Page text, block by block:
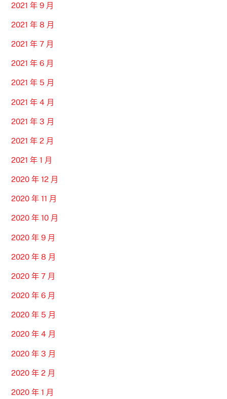
2021 年 9 月
2021 年 8 月
2021 年 7 月
2021 年 6 月
2021 年 5 月
2021 年 4 月
2021 年 3 月
2021 年 2 月
2021 年 1 月
2020 年 12 月
2020 年 11 月
2020 年 10 月
2020 年 9 月
2020 年 8 月
2020 年 7 月
2020 年 6 月
2020 年 5 月
2020 年 4 月
2020 年 3 月
2020 年 2 月
2020 年 1 月